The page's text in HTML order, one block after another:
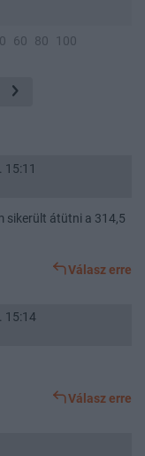
60 80 100
15:11
sikerült átütni a 314,5
Válasz erre
15:14
Válasz erre